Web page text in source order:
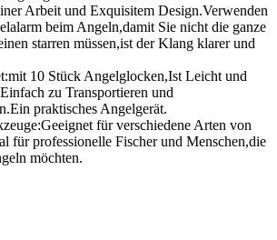
Arbeit und Exquisitem Design.Verwenden
beim Angeln,damit Sie nicht die ganze
starren müssen,ist der Klang klarer und
10 Stück Angelglocken,Ist Leicht und
zu Transportieren und
praktisches Angelgerät.
für verschiedene Arten von
für professionelle Fischer und Menschen,die
möchten.